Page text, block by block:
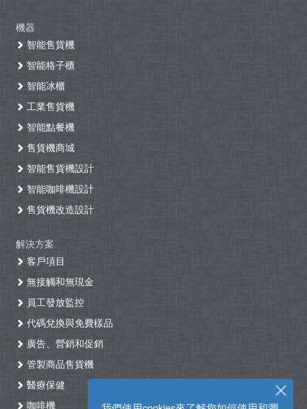
機器
智能售貨機
智能格子櫃
智能冰櫃
工業售貨機
智能點餐機
售貨機商城
智能售貨機設計
智能咖啡機設計
售貨機改造設計
解決方案
客戶項目
無接觸和無現金
員工發放監控
代碼兌換與免費樣品
廣告、營銷和促銷
管製商品售貨機
醫療保健
咖啡機